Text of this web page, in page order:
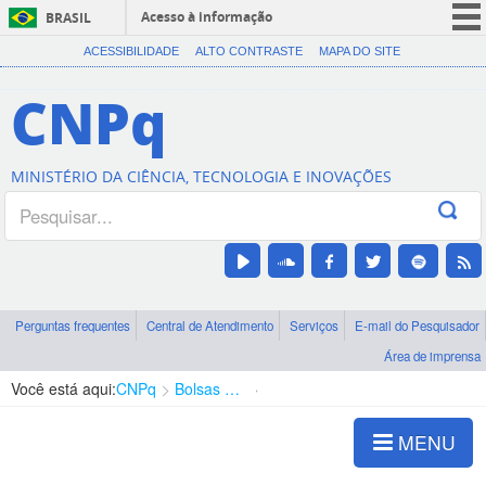
BRASIL
Acesso à informação
CORONAVÍRUS (COVID-19)
Canais
ACESSIBILIDADE ALTO CONTRASTE MAPA DO SITE
CNPq
MINISTÉRIO DA CIÊNCIA, TECNOLOGIA E INOVAÇÕES
Perguntas frequentes Central de Atendimento Serviços
E-mail do Pesquisador
Área de imprensa
Você está aqui:CNPq Bolsas e Auxílios Vigentes
MENU